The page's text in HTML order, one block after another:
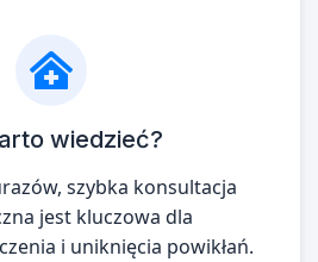
wiedzieć?
szybka konsultacja
jest kluczowa dla
i uniknięcia powikłań.